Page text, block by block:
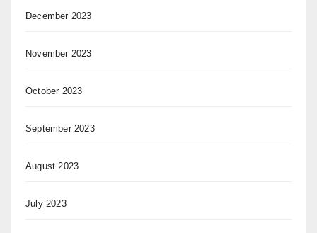
December 2023
November 2023
October 2023
September 2023
August 2023
July 2023